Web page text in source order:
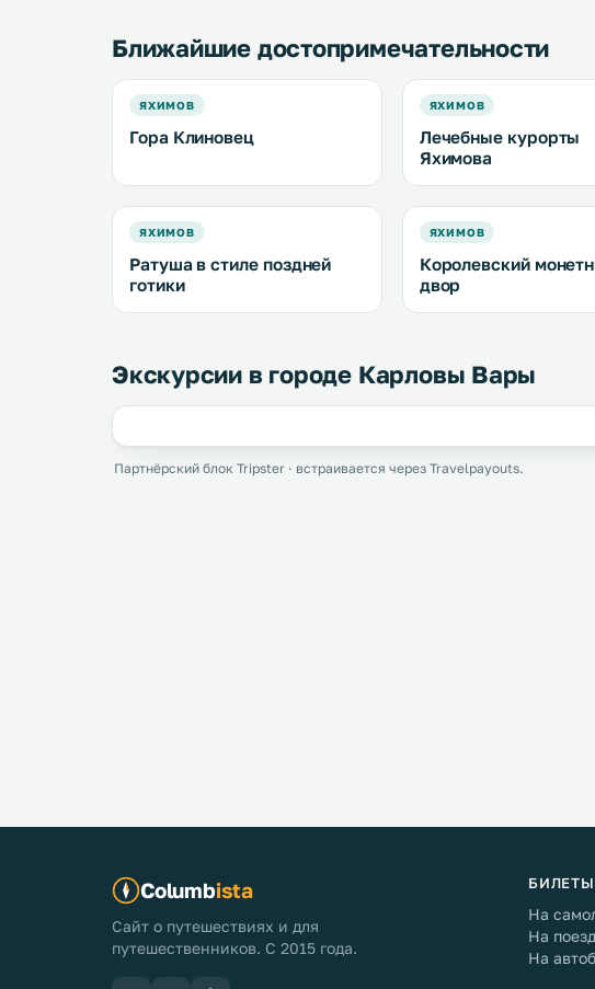
Ближайшие достопримечательности
ЯХИМОВ
Гора Клиновец
ЯХИМОВ
Лечебные курорты
Яхимова
ЯХИМОВ
Ратуша в стиле поздней
готики
ЯХИМОВ
Королевский
двор
Экскурсии в городе Карловы Вары
Партнёрский блок Tripster · встраивается через Travelpayouts.
Columbista
Сайт о путешествиях и для
путешественников. С 2015 года.
БИЛЕТЫ
На
На поезд
На